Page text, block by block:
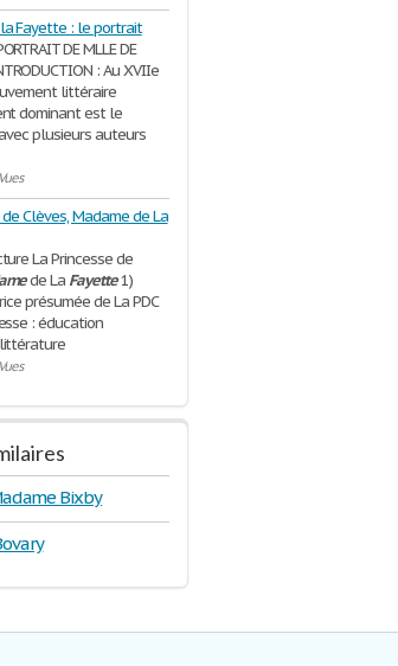
Fayette : le portrait
DE MLLE DE
: Au XVIIe
littéraire
dominant est le
plusieurs auteurs
Clèves, Madame de La
La Princesse de
de La Fayette1)
présumée de La PDC
: éducation
Bixby